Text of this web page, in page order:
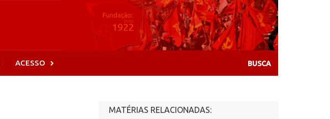
ACESSO
MATÉRIAS RELACIONADAS: